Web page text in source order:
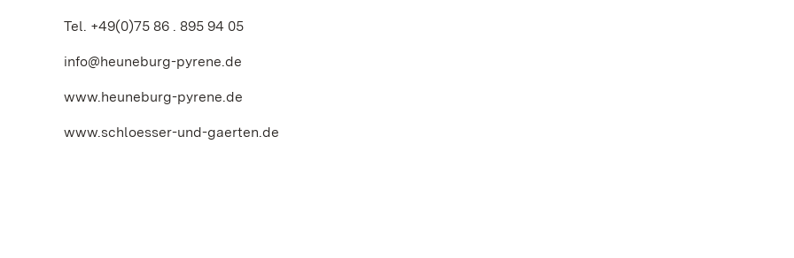
Tel. +49(0)75 86 . 895 94 05
info@heuneburg-pyrene.de
www.heuneburg-pyrene.de
www.schloesser-und-gaerten.de